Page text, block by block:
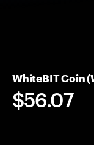
WhiteBIT Coin
$56.07